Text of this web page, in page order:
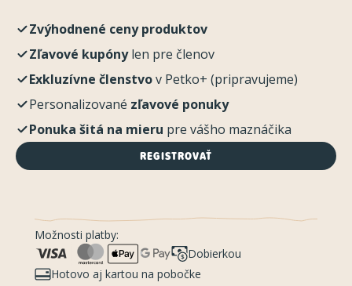
Zvýhodnené ceny produktov
Zľavové kupónylen pre členov
Exkluzívne členstvov Petko+ (pripravujeme)
Personalizované zľavové ponuky
Ponuka šitá na mieru pre vášho maznáčika
REGISTROVAŤ
Možnosti platby:
Dobierkou
Hotovo aj kartou na pobočke